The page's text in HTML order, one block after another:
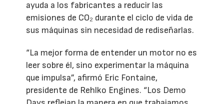
ayuda a los fabricantes a reducir las
emisiones de CO₂ durante el ciclo de vida de
sus máquinas sin necesidad de rediseñarlas.
“La mejor forma de entender un motor no es
leer sobre él, sino experimentar la máquina
que impulsa”, afirmó Eric Fontaine,
presidente de Rehlko Engines. “Los Demo